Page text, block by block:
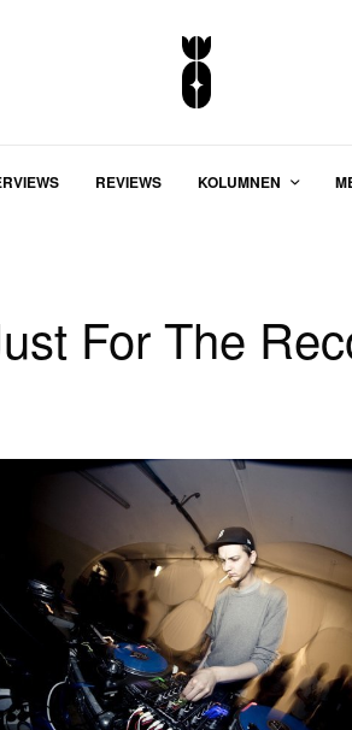
REVIEWS KOLUMNEN
For The